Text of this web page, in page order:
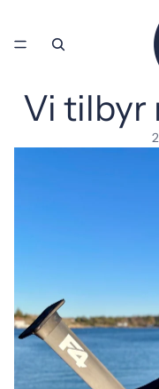
Vi tilbyr